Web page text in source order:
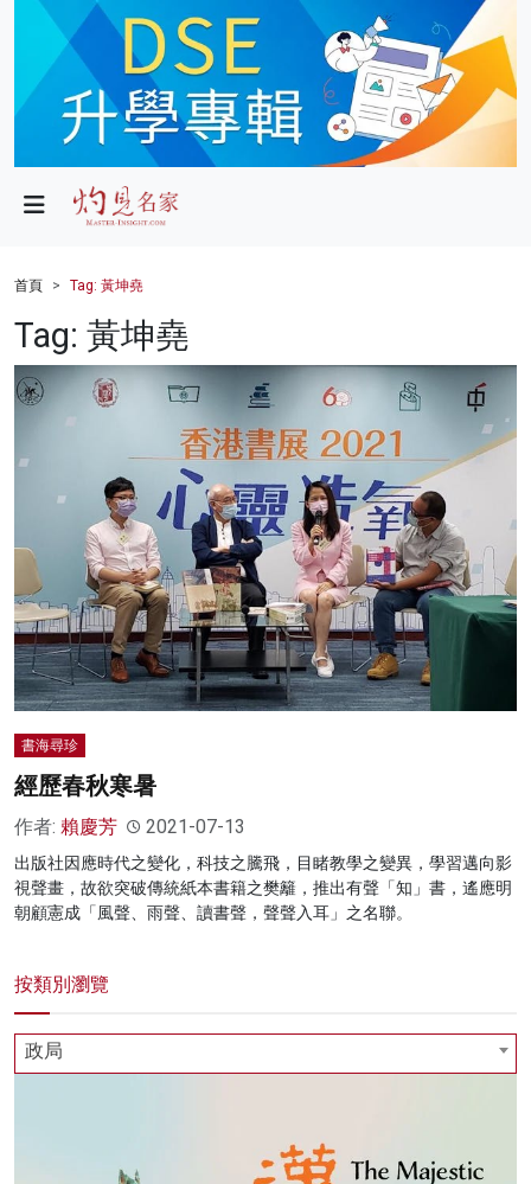
政局
財經
健康
商業
名家榜
灼見活動
關於我們
首頁 Tag: 黃坤堯
Tag: 黃坤堯
書海尋珍
經歷春秋寒暑
作者: 賴慶芳 2021-07-13
出版社因應時代之變化，科技之騰飛，目睹教學之變異，學習邁向影
視聲畫，故欲突破傳統紙本書籍之樊籬，推出有聲「知」書，遙應明
朝顧憲成「風聲、雨聲、讀書聲，聲聲入耳」之名聯。
按類別瀏覽
政局